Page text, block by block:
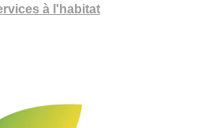
à l'habitat